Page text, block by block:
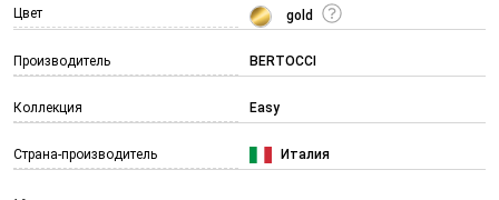
Цвет gold
Производитель BERTOCCI
Коллекция Easy
Страна-производитель Италия